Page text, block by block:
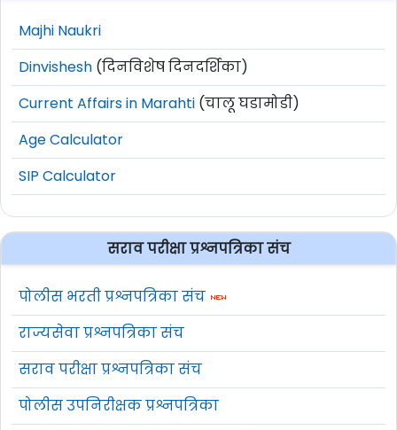
Majhi Naukri
Dinvishesh (दिनविशेष दिनदर्शिका)
Current Affairs in Marahti (चालू घडामोडी)
Age Calculator
SIP Calculator
सराव परीक्षा प्रश्नपत्रिका संच
पोलीस भरती प्रश्नपत्रिका संच
राज्यसेवा प्रश्नपत्रिका संच
सराव परीक्षा प्रश्नपत्रिका संच
पोलीस उपनिरीक्षक प्रश्नपत्रिका